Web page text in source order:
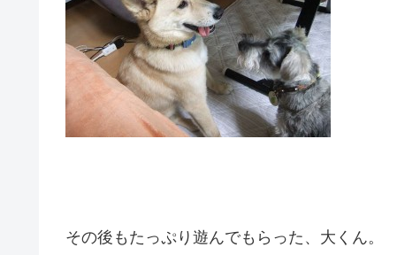
その後もたっぷり遊んでもらった、大くん。